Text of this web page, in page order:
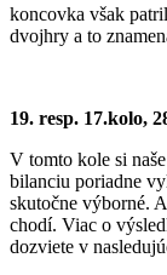
koncovka však
dvojhry a to
19. resp. 17.kolo,
V tomto kole si
bilanciu poriadne
skutočne výborné.
chodí. Viac o
dozviete v